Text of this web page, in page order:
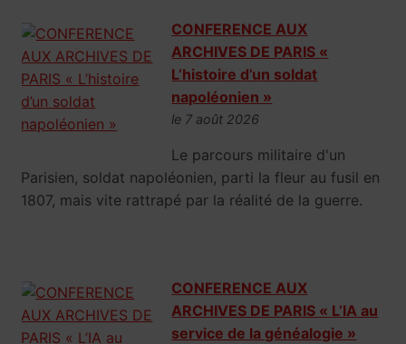
CONFERENCE AUX
ARCHIVES DE PARIS «
L’histoire d’un soldat
napoléonien »
le 7 août 2026
Le parcours militaire d'un
Parisien, soldat napoléonien, parti la fleur au fusil en
1807, mais vite rattrapé par la réalité de la guerre.
CONFERENCE AUX
ARCHIVES DE PARIS « L’IA au
service de la généalogie »